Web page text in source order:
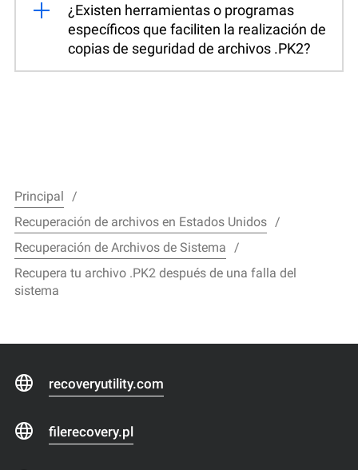
¿Existen herramientas o programas
específicos que faciliten la realización de
copias de seguridad de archivos .PK2?
Principal
Recuperación de archivos en Estados Unidos
Recuperación de Archivos de Sistema
Recupera tu archivo .PK2 después de una falla del
sistema
recoveryutility.com
filerecovery.pl